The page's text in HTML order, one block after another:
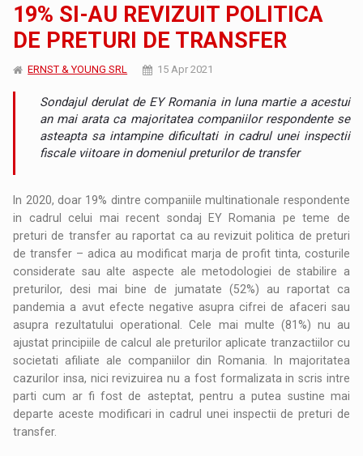
19% SI-AU REVIZUIT POLITICA
DE PRETURI DE TRANSFER
ERNST & YOUNG SRL 15 Apr 2021
Sondajul derulat de EY Romania in luna martie a acestui
an mai arata ca majoritatea companiilor respondente se
asteapta sa intampine dificultati in cadrul unei inspectii
fiscale viitoare in domeniul preturilor de transfer
In 2020, doar 19% dintre companiile multinationale respondente
in cadrul celui mai recent sondaj EY Romania pe teme de
preturi de transfer au raportat ca au revizuit politica de preturi
de transfer – adica au modificat marja de profit tinta, costurile
considerate sau alte aspecte ale metodologiei de stabilire a
preturilor, desi mai bine de jumatate (52%) au raportat ca
pandemia a avut efecte negative asupra cifrei de afaceri sau
asupra rezultatului operational. Cele mai multe (81%) nu au
ajustat principiile de calcul ale preturilor aplicate tranzactiilor cu
societati afiliate ale companiilor din Romania. In majoritatea
cazurilor insa, nici revizuirea nu a fost formalizata in scris intre
parti cum ar fi fost de asteptat, pentru a putea sustine mai
departe aceste modificari in cadrul unei inspectii de preturi de
transfer.